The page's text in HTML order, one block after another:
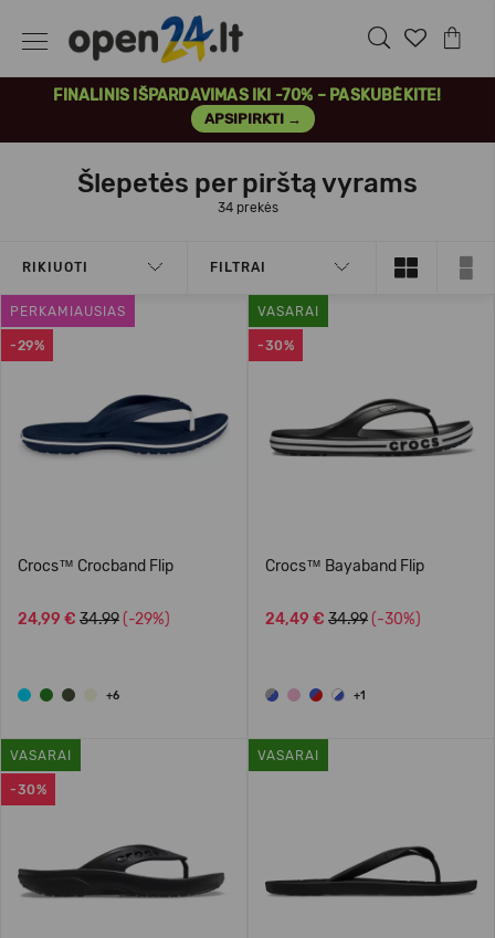
FINALINIS IŠPARDAVIMAS IKI -70% – PASKUBĖKITE!
APSIPIRKTI →
Šlepetės per pirštą vyrams
34 prekės
RIKIUOTI FILTRAI
-29%
PERKAMIAUSIAS
Crocs™ Crocband Flip
24,99 € 34.99 (-29%)
+6
-30%
VASARAI
Crocs™ Bayaband Flip
24,49 € 34.99 (-30%)
+1
-30%
VASARAI VASARAI